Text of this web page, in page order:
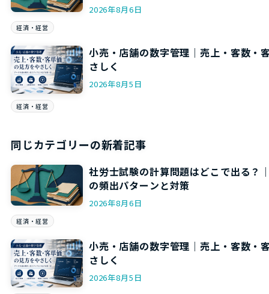
2026年8月6日
経済・経営
小売・店舗の数字管理｜売上・客数・
さしく
2026年8月5日
経済・経営
同じカテゴリーの新着記事
社労士試験の計算問題はどこで出る？
の頻出パターンと対策
2026年8月6日
経済・経営
小売・店舗の数字管理｜売上・客数・
さしく
2026年8月5日